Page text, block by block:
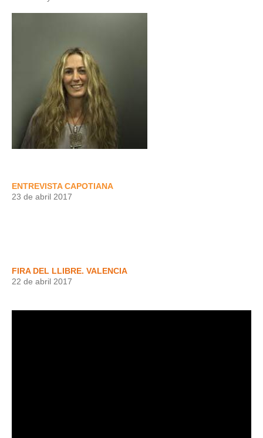
ENTREVISTA CAPOTIANA
23 de abril 2017
FIRA DEL LLIBRE. VALENCIA
22 de abril 2017